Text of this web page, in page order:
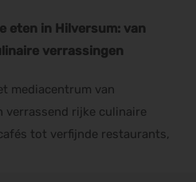
eten in Hilversum: van
verrassingen
mediacentrum van
verrassend rijke culinaire
tot verfijnde restaurants,